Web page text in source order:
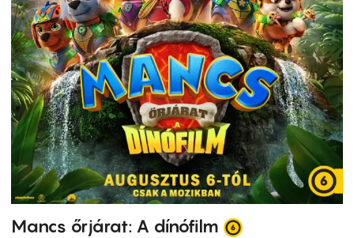
Mancs őrjárat: A dínófilm